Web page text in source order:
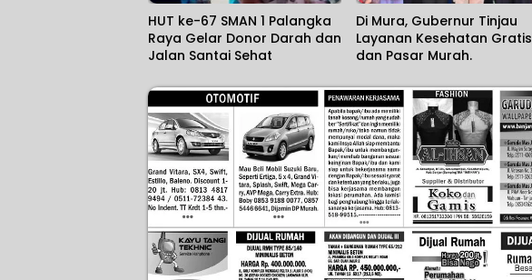
HUT ke-67 SMAN 1 Palangka
Raya Gelar Donor Darah dan
Jalan Santai Sehat
Di Mura, Gubernur Tinjau
Layanan Kesehatan Gratis
dan Pasar Murah.